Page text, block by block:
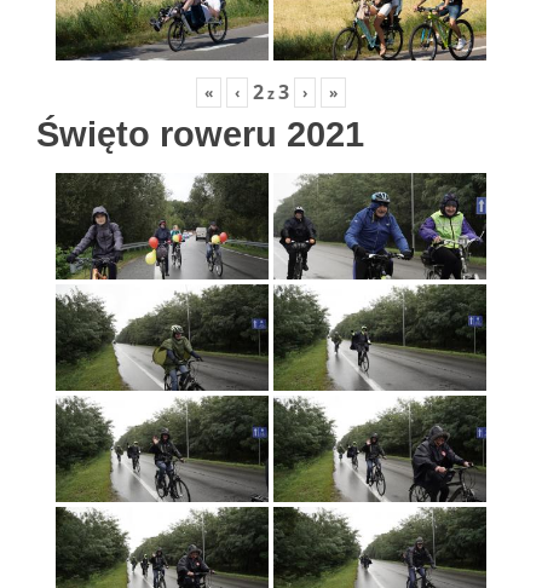
« ‹ 2z3 › »
Święto roweru 2021